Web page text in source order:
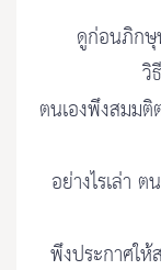
ดูก่อนภิกษุ
วิ
ตนเองพึงสมม
อย่างไรเล่า
พึงประกาศใ